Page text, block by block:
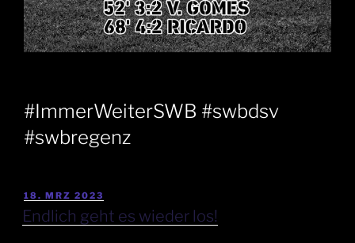
#ImmerWeiterSWB #swbdsv
#swbregenz
18. MRZ 2023
Endlich geht es wieder los!